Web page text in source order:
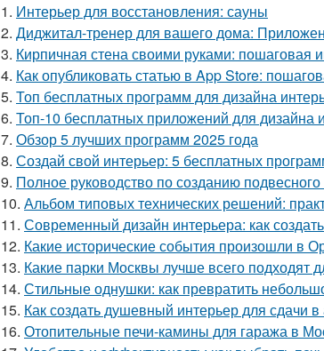
1. Интерьер для восстановления: сауны
2. Диджитал-тренер для вашего дома:
3. Кирпичная стена своими руками: пошаговая
4. Как опубликовать статью в App Store:
5. Топ бесплатных программ для дизайна
6. Топ-10 бесплатных приложений для дизайна
7. Обзор 5 лучших программ 2025 года
8. Создай свой интерьер: 5 бесплатных
9. Полное руководство по созданию
10. Альбом типовых технических решений:
11. Современный дизайн интерьера: как
12. Какие исторические события произошли в
13. Какие парки Москвы лучше всего подходят
14. Стильные однушки: как превратить
15. Как создать душевный интерьер для сдачи
16. Отопительные печи-камины для гаража в